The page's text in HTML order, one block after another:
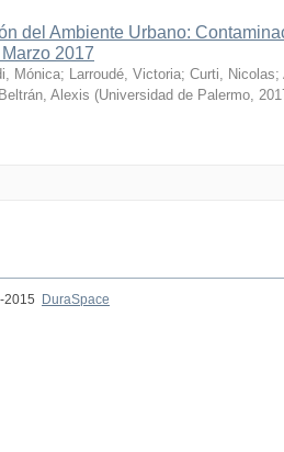
del Ambiente Urbano:
2017
Mónica; Larroudé, Victoria; Curti, Nicolas;
Beltrán, Alexis (Universidad de Palermo,
2015
DuraSpace